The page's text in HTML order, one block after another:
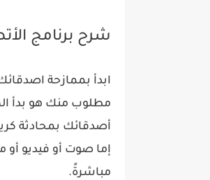
شرح برنامج
ابدأ بممازحة
مطلوب منك هو بدأ
أصدقائك بمحادثة
إما صوت أو فيديو أو
مباشرةً.